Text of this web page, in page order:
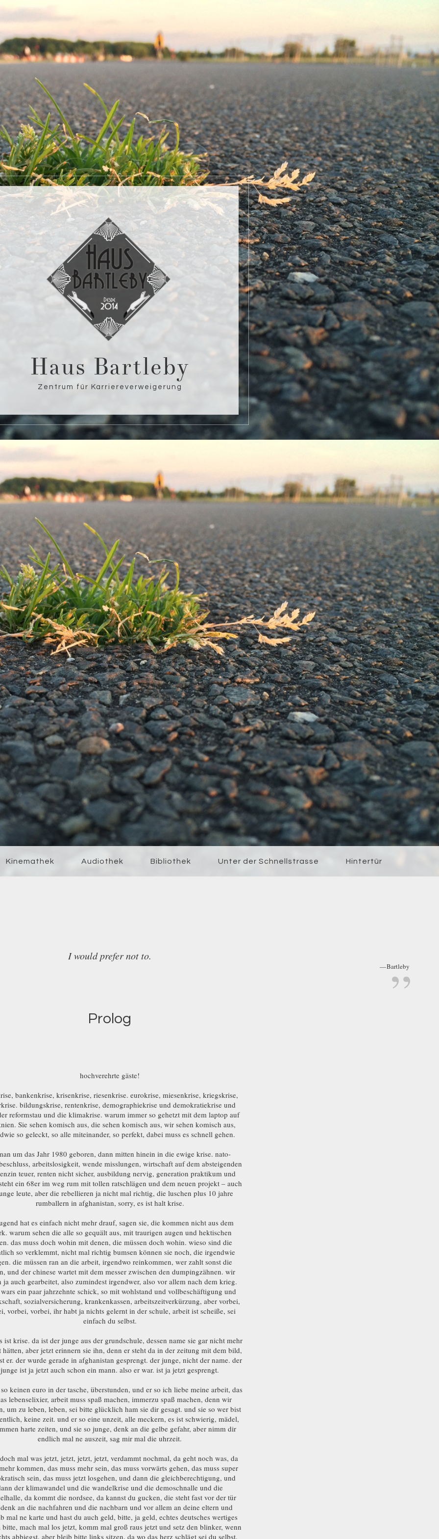
Haus Bartleby
Zentrum für Karriereverweigerung
Kinemathek Audiothek Bibliothek Unter der Schnellstrasse Hintertür
I would prefer not to.
Bartleby
Prolog
hochverehrte gäste!
bankenkrise, krisenkrise, riesenkrise. eurokrise, miesenkrise, kriegskrise,
bildungskrise, rentenkrise, demographiekrise und demokratiekrise und
reformstau und die klimakrise. warum immer so gehetzt mit dem laptop auf
Sie sehen komisch aus, die sehen komisch aus, wir sehen komisch aus,
so geleckt, so alle miteinander, so perfekt, dabei muss es schnell gehen.
um das Jahr 1980 geboren, dann mitten hinein in die ewige krise. nato-
arbeitslosigkeit, wende misslungen, wirtschaft auf dem absteigenden
teuer, renten nicht sicher, ausbildung nervig, generation praktikum und
ein 68er im weg rum mit tollen ratschlägen und dem neuen projekt – auch
leute, aber die rebellieren ja nicht mal richtig, die luschen plus 10 jahre
rumballern in afghanistan, sorry, es ist halt krise.
hat es einfach nicht mehr drauf, sagen sie, die kommen nicht aus dem
warum sehen die alle so gequält aus, mit traurigen augen und hektischen
das muss doch wohin mit denen, die müssen doch wohin. wieso sind die
so verklemmt, nicht mal richtig bumsen können sie noch, die irgendwie
die müssen ran an die arbeit, irgendwo reinkommen, wer zahlt sonst die
und der chinese wartet mit dem messer zwischen den dumpingzähnen. wir
ja auch gearbeitet, also zumindest irgendwer, also vor allem nach dem krieg.
ein paar jahrzehnte schick, so mit wohlstand und vollbeschäftigung und
sozialversicherung, krankenkassen, arbeitszeitverkürzung, aber vorbei,
vorbei, vorbei, ihr habt ja nichts gelernt in der schule, arbeit ist scheiße, sei
einfach du selbst.
ist krise. da ist der junge aus der grundschule, dessen name sie gar nicht mehr
hätten, aber jetzt erinnern sie ihn, denn er steht da in der zeitung mit dem bild,
er. der wurde gerade in afghanistan gesprengt. der junge, nicht der name. der
junge ist ja jetzt auch schon ein mann. also er war. ist ja jetzt gesprengt.
keinen euro in der tasche, überstunden, und er so ich liebe meine arbeit, das
lebenselixier, arbeit muss spaß machen, immerzu spaß machen, denn wir
um zu leben, leben, sei bitte glücklich ham sie dir gesagt. und sie so wer bist
keine zeit. und er so eine unzeit, alle meckern, es ist schwierig, mädel,
harte zeiten, und sie so junge, denk an die gelbe gefahr, aber nimm dir
endlich mal ne auszeit, sag mir mal die uhrzeit.
mal was jetzt, jetzt, jetzt, jetzt, verdammt nochmal, da geht noch was, da
kommen, das muss mehr sein, das muss vorwärts gehen, das muss super
sein, das muss jetzt losgehen, und dann die gleichberechtigung, und
der klimawandel und die wandelkrise und die demoschnalle und die
da kommt die nordsee, da kannst du gucken, die steht fast vor der tür
an die nachfahren und die nachbarn und vor allem an deine eltern und
mal ne karte und hast du auch geld, bitte, ja geld, echtes deutsches wertiges
bitte, mach mal los jetzt, komm mal groß raus jetzt und setz den blinker, wenn
abbiegst, aber bleib bitte links sitzen, da wo das herz schlägt sei du selbst,